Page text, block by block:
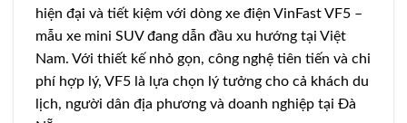
hiện đại và tiết kiệm với dòng xe điện VinFast VF5 –
mẫu xe mini SUV đang dẫn đầu xu hướng tại Việt
Nam. Với thiết kế nhỏ gọn, công nghệ tiên tiến và chi
phí hợp lý, VF5 là lựa chọn lý tưởng cho cả khách du
lịch, người dân địa phương và doanh nghiệp tại Đà